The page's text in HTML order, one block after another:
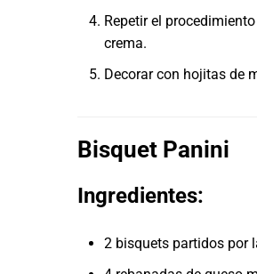
Repetir el
crema.
Decorar con hojitas de
Bisquet Panini
Ingredientes:
2 bisquets partidos por